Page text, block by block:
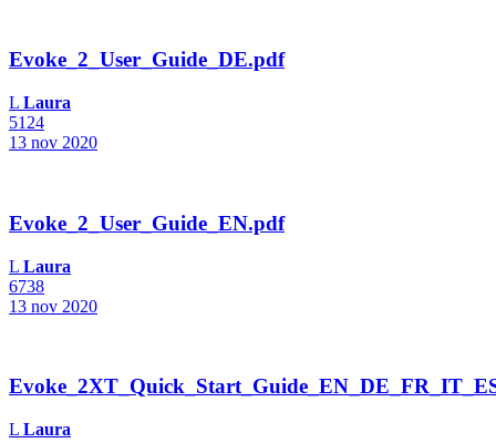
Evoke_2_User_Guide_DE.pdf
L Laura
5124
13 nov 2020
Evoke_2_User_Guide_EN.pdf
L Laura
6738
13 nov 2020
L Laura